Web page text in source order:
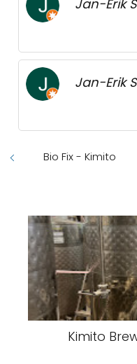
Jan-Erik
Jan-Erik
Bio Fix - Kimito
Kimito